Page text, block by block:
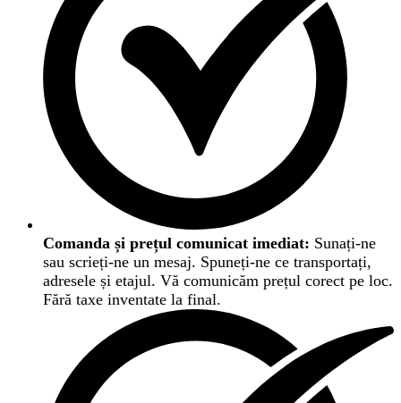
Comanda și prețul comunicat imediat: Sunați-ne
sau scrieți-ne un mesaj. Spuneți-ne ce transportați,
adresele și etajul. Vă comunicăm prețul corect pe loc.
Fără taxe inventate la final.